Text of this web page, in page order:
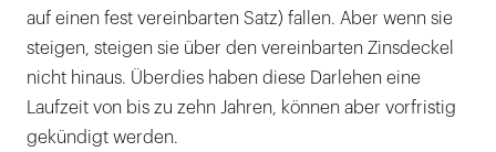
auf einen fest vereinbarten Satz) fallen. Aber wenn sie
steigen, steigen sie über den vereinbarten Zinsdeckel
nicht hinaus. Überdies haben diese Darlehen eine
Laufzeit von bis zu zehn Jahren, können aber vorfristig
gekündigt werden.